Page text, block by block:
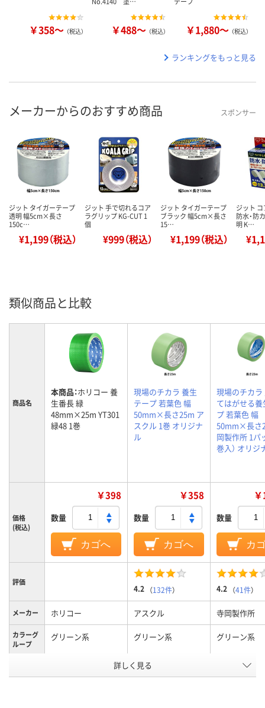
￥358～ （税込） ￥488～ （税込） ￥1,880～ （税込）
ランキングをもっと見る
メーカーからのおすすめ商品 スポンサー
ジット タイガーテープ
透明 幅5cm×長さ
150c…
¥1,199（税込）
ジット 手で切れるコア
ラグリップ KG-CUT 1
個
¥999（税込）
ジット タイガーテープ
ブラック 幅5cm×長さ
15…
¥1,199（税込）
ジット
防水・防
明 K…
類似商品と比較
商品名
本商品：ホリコー 養
生番長 緑
48mm×25m YT301
緑48 1巻
現場のチカラ 養生
テープ 若葉色 幅
50mm×長さ25m ア
スクル 1巻 オリジナ
ル
現場のチカラ
てはがせる
プ 若葉色 幅
50mm×長さ
岡製作所 1パ
巻入） オリジ
価格
(税込)
￥398
数量
カゴへ
￥358
数量
カゴへ
数量
カ
評価
4.2 （132件） 4.2 （41件）
メーカー ホリコー アスクル 寺岡製作所
カラーグ
ループ
グリーン系 グリーン系 グリーン系
10 20
詳しく見る